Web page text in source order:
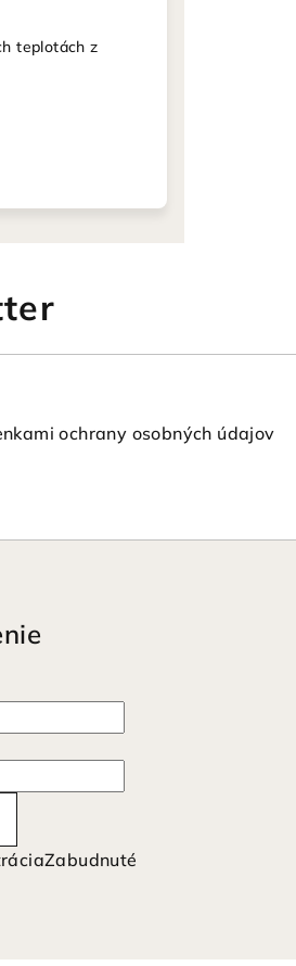
teplotách z
ochrany osobných údajov
Zabudnuté